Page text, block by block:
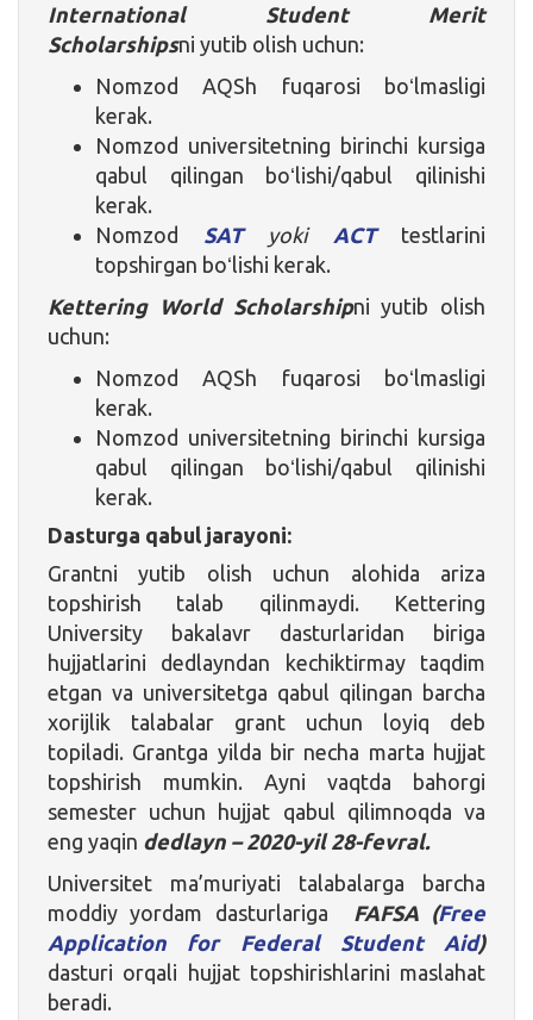
International Student Merit
Scholarshipsni yutib olish uchun:
Nomzod AQSh fuqarosi boʻlmasligi
kerak.
Nomzod universitetning birinchi kursiga
qabul qilingan boʻlishi/qabul qilinishi
kerak.
Nomzod SATyoki ACTtestlarini
topshirgan boʻlishi kerak.
Kettering World Scholarshipni yutib olish
uchun:
Nomzod AQSh fuqarosi boʻlmasligi
kerak.
Nomzod universitetning birinchi kursiga
qabul qilingan boʻlishi/qabul qilinishi
kerak.
Dasturga qabul jarayoni:
Grantni yutib olish uchun alohida ariza
topshirish talab qilinmaydi. Kettering
University bakalavr dasturlaridan biriga
hujjatlarini dedlayndan kechiktirmay taqdim
etgan va universitetga qabul qilingan barcha
xorijlik talabalar grant uchun loyiq deb
topiladi. Grantga yilda bir necha marta hujjat
topshirish mumkin. Ayni vaqtda bahorgi
semester uchun hujjat qabul qilimnoqda va
eng yaqin dedlayn – 2020-yil 28-fevral.
Universitet ma’muriyati talabalarga barcha
moddiy yordam dasturlariga
FAFSA (Free
Application for Federal Student Aid)
dasturi orqali hujjat topshirishlarini maslahat
beradi.